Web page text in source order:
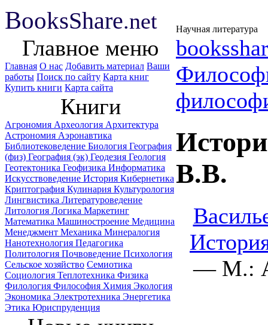
BooksShare.net Научная литература
Главное меню
Главная О нас Добавить материал Ваши
работы Поиск по сайту Карта книг
Купить книги Карта сайта
Книги
Агрономия Археология Архитектура
Астрономия Аэронавтика
Библиотековедение Биология География
(физ) География (эк) Геодезия Геология
Геотектоника Геофизика Информатика
Искусствоведение История Кибернетика
Криптография Кулинария Культурология
Лингвистика Литературоведение
Литология Логика Маркетинг
Математика Машиностроение Медицина
Менеджмент Механика Минералогия
Нанотехнология Педагогика
Политология Почвоведение Психология
Сельское хозяйство Семиотика
Социология Теплотехника Физика
Филология Философия Химия Экология
Экономика Электротехника Энергетика
Этика Юриспруденция
B.B.
— М.: